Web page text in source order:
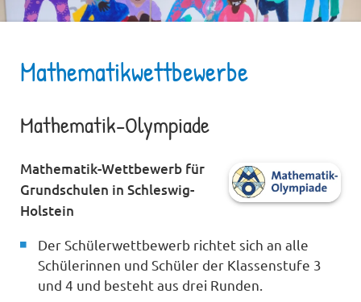
Mathematikwettbewerbe
Mathematik-Olympiade
Mathematik-Wettbewerb für
Grundschulen in Schleswig-
Holstein
Der Schülerwettbewerb richtet sich an alle
Schülerinnen und Schüler der Klassenstufe 3
und 4 und besteht aus drei Runden.